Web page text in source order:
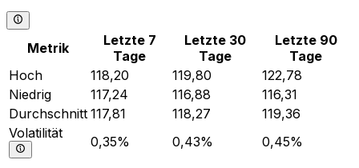
Metrik
Letzte 7
Tage
Letzte 30
Tage
Letzte 90
Tage
Hoch
118,20 119,80
122,78
Niedrig
117,24 116,88
116,31
Durchschnitt 117,81 118,27
119,36
Volatilität
0,35% 0,43% 0,45%